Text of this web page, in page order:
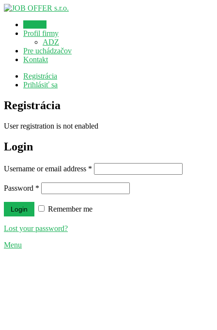
Profil firmy
ADZ
Pre uchádzačov
Kontakt
Registrácia
Prihlásiť sa
Registrácia
User registration is not enabled
Login
Username or email address *
Password *
Remember me
Lost your password?
Menu